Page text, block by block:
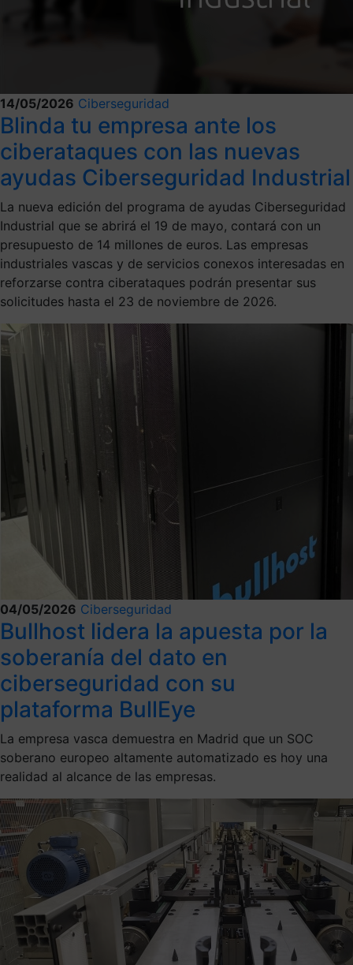
14/05/2026 Ciberseguridad
Blinda tu empresa ante los
ciberataques con las nuevas
ayudas Ciberseguridad Industrial
La nueva edición del programa de ayudas Ciberseguridad
Industrial que se abrirá el 19 de mayo, contará con un
presupuesto de 14 millones de euros. Las empresas
industriales vascas y de servicios conexos interesadas en
reforzarse contra ciberataques podrán presentar sus
solicitudes hasta el 23 de noviembre de 2026.
04/05/2026 Ciberseguridad
Bullhost lidera la apuesta por la
soberanía del dato en
ciberseguridad con su
plataforma BullEye
La empresa vasca demuestra en Madrid que un SOC
soberano europeo altamente automatizado es hoy una
realidad al alcance de las empresas.